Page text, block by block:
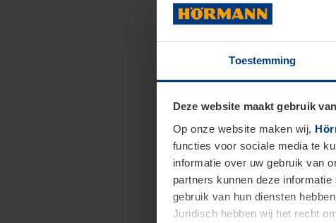
Toestemming
Deze website maakt gebruik
Op onze website maken wij,
functies voor sociale media te
informatie over uw gebruik van
partners kunnen deze
gebruik van hun diensten
Juridisch hebben wij het recht